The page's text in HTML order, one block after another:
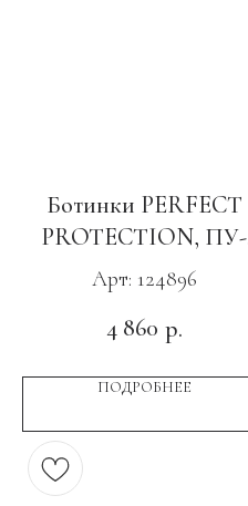
Ботинки PERFECT
PROTECTION, ПУ-
Нитрил, КП и АС
Арт: 124896
4 860 р.
ПОДРОБНЕЕ